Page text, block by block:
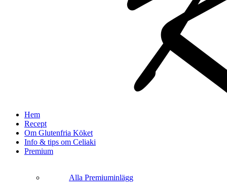
search
Menu
Hem
Recept
Om Glutenfria Köket
Info & tips om Celiaki
Premium
Alla Premiuminlägg